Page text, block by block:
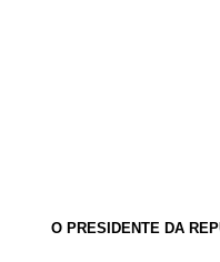
O PRESIDENTE DA